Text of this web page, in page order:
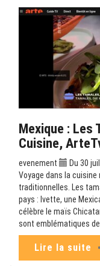
Mexique : Les
Cuisine,
evenement
Du 30
Voyage dans la
traditionnelles. Les
pays : Ivette, une
célèbre le maïs
sont emblématiques
Lire la suite